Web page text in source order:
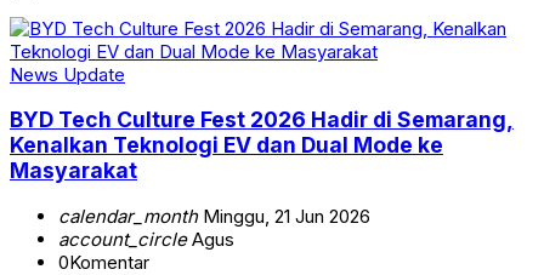
News Update
BYD Tech Culture Fest 2026 Hadir di Semarang,
Kenalkan Teknologi EV dan Dual Mode ke
Masyarakat
calendar_monthMinggu, 21 Jun 2026
account_circleAgus
0Komentar